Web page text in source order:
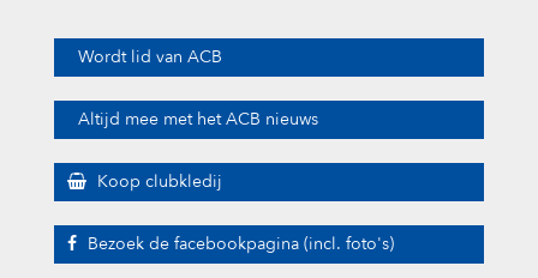
Wordt lid van ACB
Altijd mee met het ACB nieuws
Koop clubkledij
Bezoek de facebookpagina (incl. foto's)